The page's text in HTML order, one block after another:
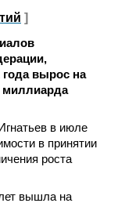
]
года вырос на
миллиарда
в июле
в принятии
роста
вышла на